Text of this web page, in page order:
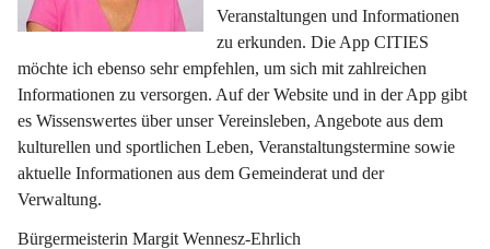
Veranstaltungen und Informationen
zu erkunden. Die App CITIES
möchte ich ebenso sehr empfehlen, um sich mit zahlreichen
Informationen zu versorgen. Auf der Website und in der App gibt
es Wissenswertes über unser Vereinsleben, Angebote aus dem
kulturellen und sportlichen Leben, Veranstaltungstermine sowie
aktuelle Informationen aus dem Gemeinderat und der
Verwaltung.
Bürgermeisterin Margit Wennesz-Ehrlich